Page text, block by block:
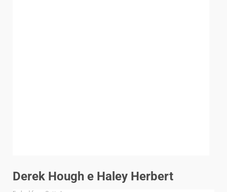
Derek Hough e Haley Herbert